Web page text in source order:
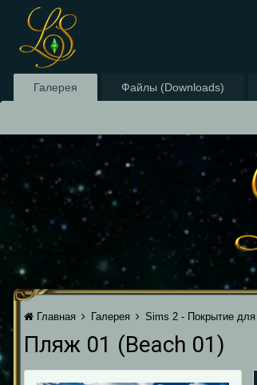
Галерея Файлы (Downloads)
Главная Галерея Sims 2 - Покрытие для
Пляж 01 (Beach 01)